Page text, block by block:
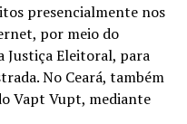
presencialmente nos
por meio do
Justiça Eleitoral, para
No Ceará, também
Vapt Vupt, mediante